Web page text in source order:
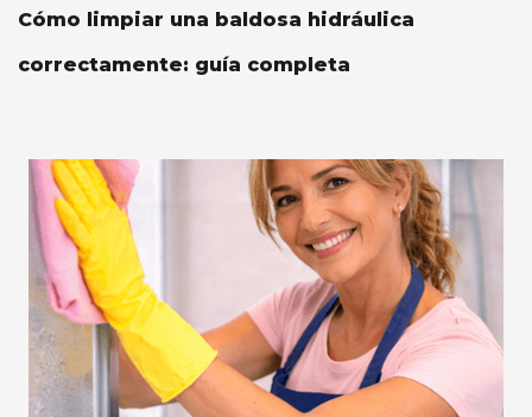
Cómo limpiar una baldosa hidráulica
correctamente: guía completa